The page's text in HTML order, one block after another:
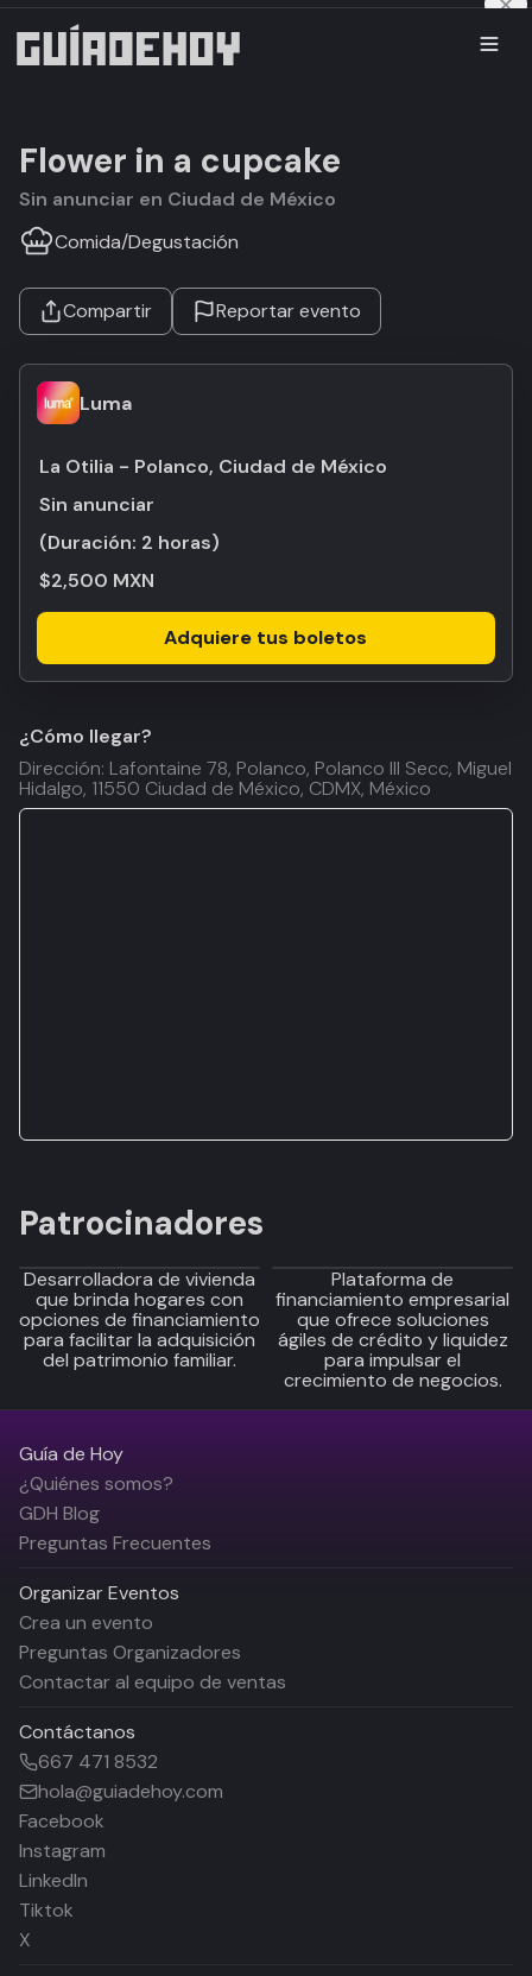
Flower in a cupcake
Sin anunciar en Ciudad de México
Comida/Degustación
Compartir Reportar evento
Luma
La Otilia - Polanco, Ciudad de México
Sin anunciar
(Duración: 2 horas)
$2,500 MXN
Adquiere tus boletos
¿Cómo llegar?
Dirección: Lafontaine 78, Polanco, Polanco III Secc, Miguel
Hidalgo, 11550 Ciudad de México, CDMX, México
Patrocinadores
Desarrolladora de vivienda
que brinda hogares con
opciones de financiamiento
para facilitar la adquisición
del patrimonio familiar.
Plataforma de
financiamiento empresarial
que ofrece soluciones
ágiles de crédito y liquidez
para impulsar el
crecimiento de negocios.
Guía de Hoy
¿Quiénes somos?
GDH Blog
Preguntas Frecuentes
Organizar Eventos
Crea un evento
Preguntas Organizadores
Contactar al equipo de ventas
Contáctanos
667 471 8532
hola@guiadehoy.com
Facebook
Instagram
LinkedIn
Tiktok
X